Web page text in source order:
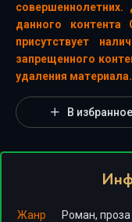
данного
присутствует
запрещенного
удаления материала.
В избранное
Жанр
Роман, проза